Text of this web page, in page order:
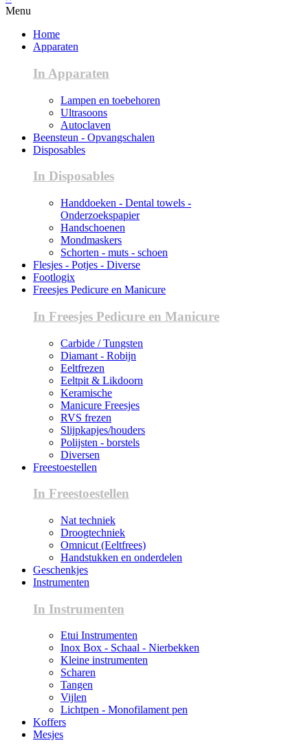
Menu
Home
Apparaten
In Apparaten
Lampen en toebehoren
Ultrasoons
Autoclaven
Beensteun - Opvangschalen
Disposables
In Disposables
Handdoeken - Dental towels -
Onderzoekspapier
Handschoenen
Mondmaskers
Schorten - muts - schoen
Flesjes - Potjes - Diverse
Footlogix
Freesjes Pedicure en Manicure
In Freesjes Pedicure en Manicure
Carbide / Tungsten
Diamant - Robijn
Eeltfrezen
Eeltpit & Likdoorn
Keramische
Manicure Freesjes
RVS frezen
Slijpkapjes/houders
Polijsten - borstels
Diversen
Freestoestellen
In Freestoestellen
Nat techniek
Droogtechniek
Omnicut (Eeltfrees)
Handstukken en onderdelen
Geschenkjes
Instrumenten
In Instrumenten
Etui Instrumenten
Inox Box - Schaal - Nierbekken
Kleine instrumenten
Scharen
Tangen
Vijlen
Lichtpen - Monofilament pen
Koffers
Mesjes